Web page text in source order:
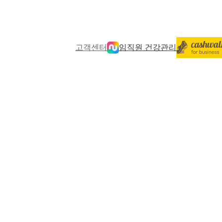
고객센터 임직원 건강관리